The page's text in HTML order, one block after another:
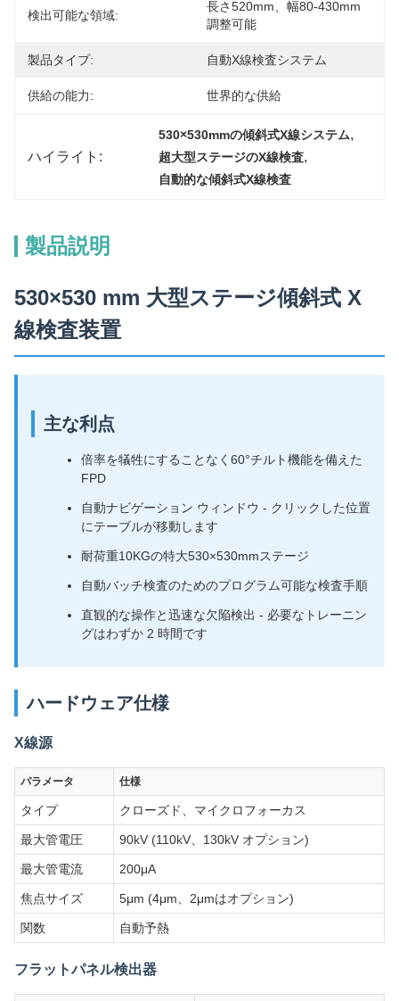
検出可能な領域:
長さ520mm、幅80-430mm
調整可能
製品タイプ: 自動X線検査システム
供給の能力: 世界的な供給
ハイライト:
530×530mmの傾斜式X線システム,
超大型ステージのX線検査,
自動的な傾斜式X線検査
製品説明
530×530 mm 大型ステージ傾斜式 X
線検査装置
主な利点
倍率を犠牲にすることなく60°チルト機能を備えた
FPD
自動ナビゲーション ウィンドウ - クリックした位置
にテーブルが移動します
耐荷重10KGの特大530×530mmステージ
自動バッチ検査のためのプログラム可能な検査手順
直観的な操作と迅速な欠陥検出 - 必要なトレーニン
グはわずか 2 時間です
ハードウェア仕様
X線源
パラメータ 仕様
タイプ クローズド、マイクロフォーカス
最大管電圧 90kV (110kV、130kV オプション)
最大管電流 200μA
焦点サイズ 5μm (4μm、2μmはオプション)
関数 自動予熱
フラットパネル検出器